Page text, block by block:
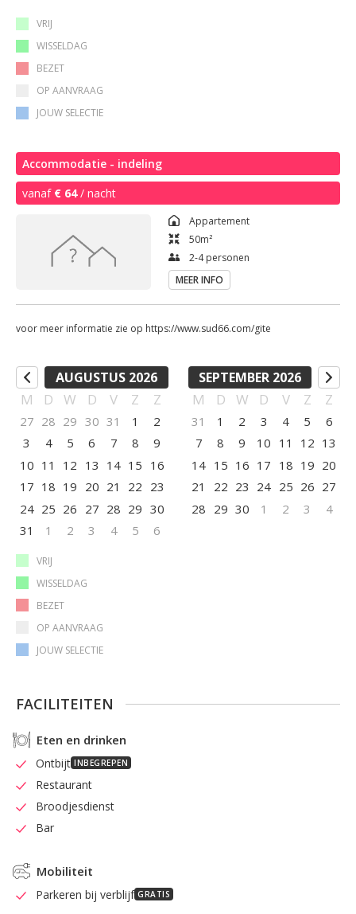
VRIJ
WISSELDAG
BEZET
OP AANVRAAG
JOUW SELECTIE
Accommodatie - indeling
vanaf € 64 / nacht
Appartement
50m²
2-4 personen
MEER INFO
voor meer informatie zie op https://www.sud66.com/gite
AUGUSTUS 2026
M D W D V Z Z
27 28 29 30 31 1
2
3
4 5 6 7 8
9
10 11 12 13 14 15 16
17 18 19 20 21 22 23
24 25 26 27 28 29 30
31
1 2 3 4 5 6
SEPTEMBER 2026
M D W D V Z Z
31 1 2 3 4 5
6
7
8 9 10 11 12 13
14 15 16 17 18 19 20
21
22 23 24 25 26 27
28 29 30 1 2 3 4
VRIJ
WISSELDAG
BEZET
OP AANVRAAG
JOUW SELECTIE
FACILITEITEN
Eten en drinken
Ontbijt INBEGREPEN
Restaurant
Broodjesdienst
Bar
Mobiliteit
Parkeren bij verblijf GRATIS